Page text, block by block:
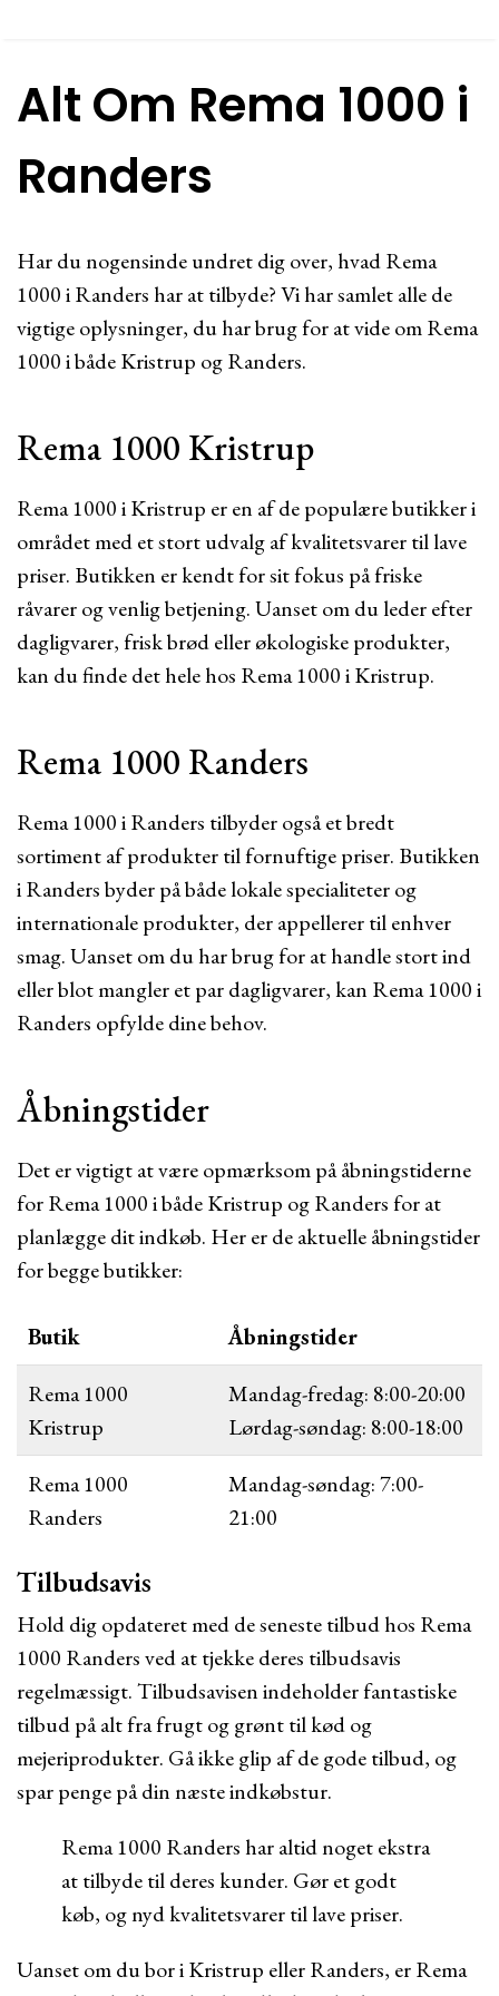
Alt Om Rema 1000 i
Randers
Har du nogensinde undret dig over, hvad Rema
1000 i Randers har at tilbyde? Vi har samlet alle de
vigtige oplysninger, du har brug for at vide om Rema
1000 i både Kristrup og Randers.
Rema 1000 Kristrup
Rema 1000 i Kristrup er en af de populære butikker i
området med et stort udvalg af kvalitetsvarer til lave
priser. Butikken er kendt for sit fokus på friske
råvarer og venlig betjening. Uanset om du leder efter
dagligvarer, frisk brød eller økologiske produkter,
kan du finde det hele hos Rema 1000 i Kristrup.
Rema 1000 Randers
Rema 1000 i Randers tilbyder også et bredt
sortiment af produkter til fornuftige priser. Butikken
i Randers byder på både lokale specialiteter og
internationale produkter, der appellerer til enhver
smag. Uanset om du har brug for at handle stort ind
eller blot mangler et par dagligvarer, kan Rema 1000 i
Randers opfylde dine behov.
Åbningstider
Det er vigtigt at være opmærksom på åbningstiderne
for Rema 1000 i både Kristrup og Randers for at
planlægge dit indkøb. Her er de aktuelle åbningstider
for begge butikker:
Butik
Åbningstider
Rema 1000
Kristrup
Mandag-fredag: 8:00-20:00
Lørdag-søndag: 8:00-18:00
Rema 1000
Randers
Mandag-søndag: 7:00-
21:00
Tilbudsavis
Hold dig opdateret med de seneste tilbud hos Rema
1000 Randers ved at tjekke deres tilbudsavis
regelmæssigt. Tilbudsavisen indeholder fantastiske
tilbud på alt fra frugt og grønt til kød og
mejeriprodukter. Gå ikke glip af de gode tilbud, og
spar penge på din næste indkøbstur.
Rema 1000 Randers har altid noget ekstra
at tilbyde til deres kunder. Gør et godt
køb, og nyd kvalitetsvarer til lave priser.
Uanset om du bor i Kristrup eller Randers, er Rema